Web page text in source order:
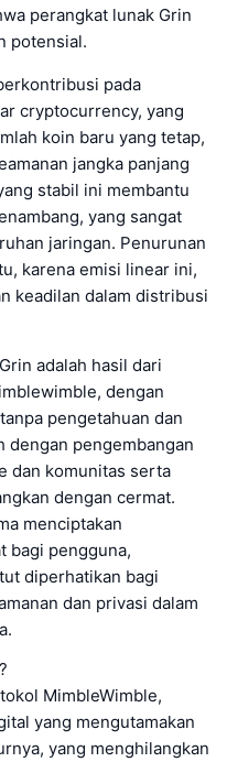
perangkat lunak Grin
potensial.
pada
cryptocurrency, yang
koin baru yang tetap,
jangka panjang
stabil ini membantu
yang sangat
jaringan. Penurunan
karena emisi linear ini,
keadilan dalam distribusi
adalah hasil dari
dengan
pengetahuan dan
dengan pengembangan
dan komunitas serta
dengan cermat.
menciptakan
bagi pengguna,
diperhatikan bagi
dan privasi dalam
MimbleWimble,
yang mengutamakan
yang menghilangkan